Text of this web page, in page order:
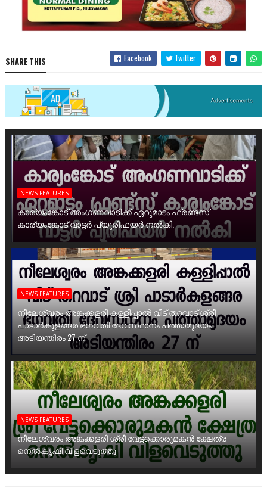
SHARE THIS Facebook Twitter
NEWS FEATURES
കാര്യംങ്കോട് അംഗണവാടിക്ക് ഏറുമാടം ഫ്രണ്ട്സ്
കാര്യംങ്കോട് വാട്ടർ പ്യൂരിഫയർ നൽകി.
NEWS FEATURES
നീലേശ്വരം അങ്കക്കളരി കള്ളിപ്പാൽ വീട് തറവാട് ശ്രീ
പാടാർകുളങ്ങര ഭഗവതി ദേവസ്ഥാനം പത്താമുദയം
അടിയന്തിരം 27 ന്
NEWS FEATURES
നീലേശ്വരം അങ്കക്കളരി ശ്രീ വേട്ടക്കൊരുമകൻ ക്ഷേത്ര
നെൽകൃഷി വിളവെടുത്തു